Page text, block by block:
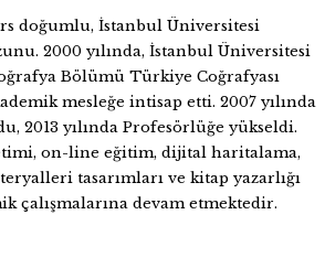
doğumlu, İstanbul Üniversitesi
2000 yılında, İstanbul Üniversitesi
Bölümü Türkiye Coğrafyası
mesleğe intisap etti. 2007 yılında
2013 yılında Profesörlüğe yükseldi.
on-line eğitim, dijital haritalama,
tasarımları ve kitap yazarlığı
çalışmalarına devam etmektedir.